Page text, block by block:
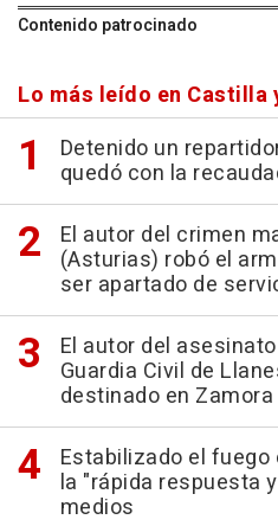
Contenido patrocinado
Lo más leído en Castilla
Detenido un
quedó con la
El autor del crimen
(Asturias) robó el
ser apartado de
El autor del
Guardia Civil de
destinado en Zamora
Estabilizado el
la "rápida respuesta
medios